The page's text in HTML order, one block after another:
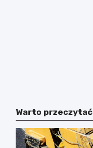
Warto przeczytać